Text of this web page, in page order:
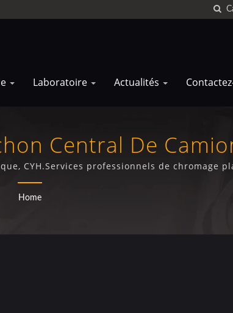
Laboratoire Actualités
Central De
CYH
CYH.Services professionnels de chromage
(couvertures de camion, coupes centrales
grilles de camion).
Home